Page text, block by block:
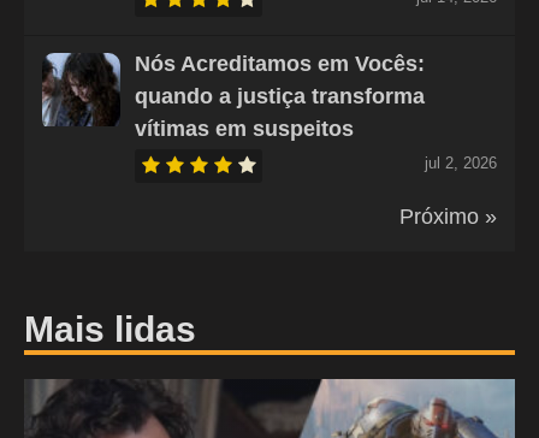
Nós Acreditamos em Vocês:
quando a justiça transforma
vítimas em suspeitos
jul 2, 2026
Próximo »
Mais lidas